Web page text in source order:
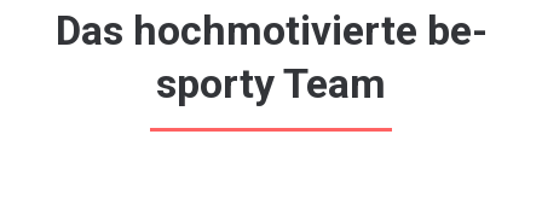
Das hochmotivierte be-
sporty Team